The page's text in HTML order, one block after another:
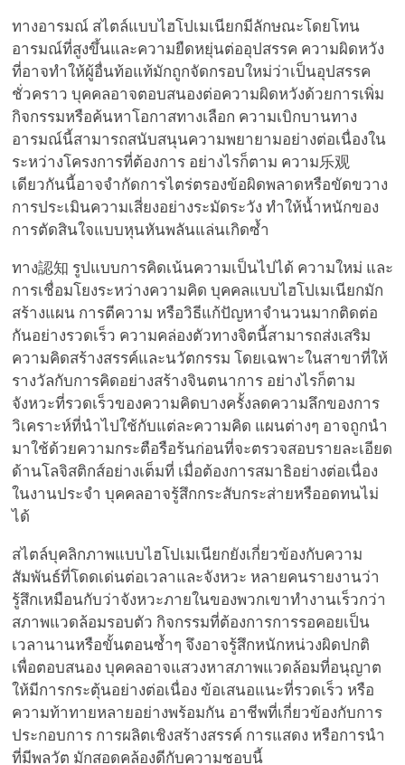
ทางอารมณ์ สไตล์แบบไฮโปเมเนียกมีลักษณะโดยโทน
อารมณ์ที่สูงขึ้นและความยืดหยุ่นต่ออุปสรรค ความผิดหวัง
ที่อาจทำให้ผู้อื่นท้อแท้มักถูกจัดกรอบใหม่ว่าเป็นอุปสรรค
ชั่วคราว บุคคลอาจตอบสนองต่อความผิดหวังด้วยการเพิ่ม
กิจกรรมหรือค้นหาโอกาสทางเลือก ความเบิกบานทาง
อารมณ์นี้สามารถสนับสนุนความพยายามอย่างต่อเนื่องใน
ระหว่างโครงการที่ต้องการ อย่างไรก็ตาม ความ乐观
เดียวกันนี้อาจจำกัดการไตร่ตรองข้อผิดพลาดหรือขัดขวาง
การประเมินความเสี่ยงอย่างระมัดระวัง ทำให้น้ำหนักของ
การตัดสินใจแบบหุนหันพลันแล่นเกิดซ้ำ
ทาง認知 รูปแบบการคิดเน้นความเป็นไปได้ ความใหม่ และ
การเชื่อมโยงระหว่างความคิด บุคคลแบบไฮโปเมเนียกมัก
สร้างแผน การตีความ หรือวิธีแก้ปัญหาจำนวนมากติดต่อ
กันอย่างรวดเร็ว ความคล่องตัวทางจิตนี้สามารถส่งเสริม
ความคิดสร้างสรรค์และนวัตกรรม โดยเฉพาะในสาขาที่ให้
รางวัลกับการคิดอย่างสร้างจินตนาการ อย่างไรก็ตาม
จังหวะที่รวดเร็วของความคิดบางครั้งลดความลึกของการ
วิเคราะห์ที่นำไปใช้กับแต่ละความคิด แผนต่างๆ อาจถูกนำ
มาใช้ด้วยความกระตือรือร้นก่อนที่จะตรวจสอบรายละเอียด
ด้านโลจิสติกส์อย่างเต็มที่ เมื่อต้องการสมาธิอย่างต่อเนื่อง
ในงานประจำ บุคคลอาจรู้สึกกระสับกระส่ายหรืออดทนไม่
ได้
สไตล์บุคลิกภาพแบบไฮโปเมเนียกยังเกี่ยวข้องกับความ
สัมพันธ์ที่โดดเด่นต่อเวลาและจังหวะ หลายคนรายงานว่า
รู้สึกเหมือนกับว่าจังหวะภายในของพวกเขาทำงานเร็วกว่า
สภาพแวดล้อมรอบตัว กิจกรรมที่ต้องการการรอคอยเป็น
เวลานานหรือขั้นตอนซ้ำๆ จึงอาจรู้สึกหนักหน่วงผิดปกติ
เพื่อตอบสนอง บุคคลอาจแสวงหาสภาพแวดล้อมที่อนุญาต
ให้มีการกระตุ้นอย่างต่อเนื่อง ข้อเสนอแนะที่รวดเร็ว หรือ
ความท้าทายหลายอย่างพร้อมกัน อาชีพที่เกี่ยวข้องกับการ
ประกอบการ การผลิตเชิงสร้างสรรค์ การแสดง หรือการนำ
ที่มีพลวัต มักสอดคล้องดีกับความชอบนี้